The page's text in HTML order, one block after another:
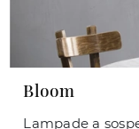
Bloom